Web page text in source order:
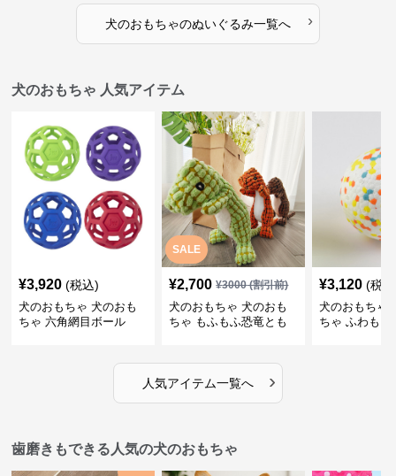
犬のおもちゃのぬいぐるみ一覧へ ›
犬のおもちゃ 人気アイテム
¥3,920 (税込)
犬のおもちゃ 犬のおも
ちゃ 六角網目ボール
SALE
¥2,700 ¥3000(割引前)
犬のおもちゃ 犬のおも
ちゃ もふもふ恐竜とも
¥3,120 (税
犬のおもちゃ
ちゃ ふわもこ
人気アイテム一覧へ ›
歯磨きもできる人気の犬のおもちゃ